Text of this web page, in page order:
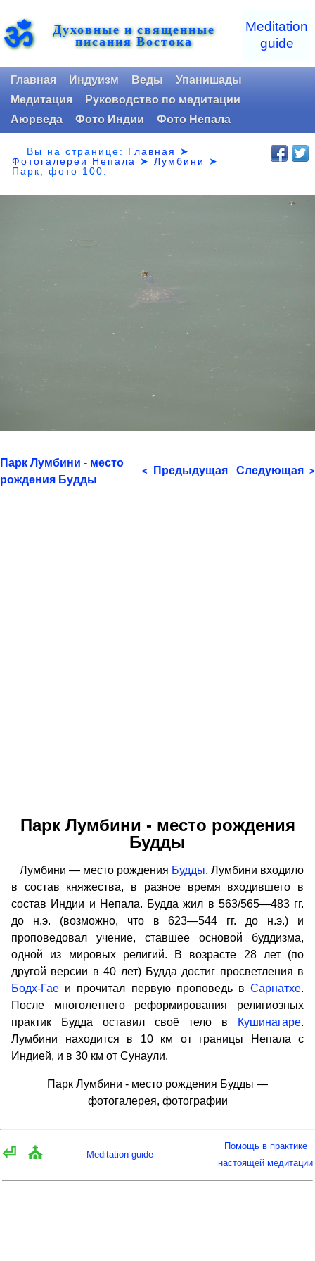
ॐ Духовные и священные
писания Востока
Meditation
guide
Главная Индуизм Веды
Упанишады
Медитация
Руководство по медитации
Аюрведа
Фото Индии Фото Непала
Вы на странице: Главная
➤
Фотогалереи Непала
➤Лумбини
➤
Парк,фото 100.
Парк Лумбини - место
рождения Будды
< Предыдущая Следующая >
Парк Лумбини - место рождения
Будды
Лумбини — место рождения Будды. Лумбини входило
в состав княжества, в разное время входившего в
состав Индии и Непала. Будда жил в 563/565—483 гг.
до н.э. (возможно, что в 623—544 гг. до н.э.) и
проповедовал учение, ставшее основой буддизма,
одной из мировых религий. В возрасте 28 лет (по
другой версии в 40 лет) Будда достиг просветления в
Бодх-Гае и прочитал первую проповедь в Сарнатхе.
После многолетнего реформирования религиозных
практик Будда оставил своё тело в
Кушинагаре.
Лумбини находится в 10 км от границы Непала с
Индией, и в 30 км от Сунаули.
Парк Лумбини - место рождения Будды —
фотогалерея, фотографии
⏎ ⛪ Meditation guide
Помощь в практике
настоящей медитации